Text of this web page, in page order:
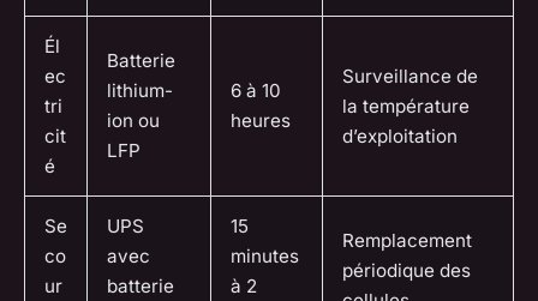
Él
ec
tri
cit
é
Batterie
lithium-
ion ou
LFP
6 à 10
heures
Surveillance de
la température
d’exploitation
Se
co
ur
UPS
avec
batterie
15
minutes
à 2
Remplacement
périodique des